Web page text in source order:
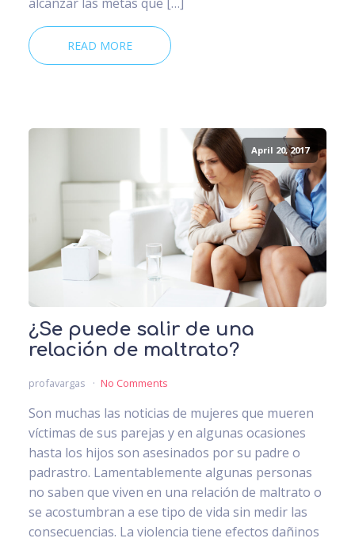
alcanzar las metas que […]
READ MORE
April 20, 2017
¿Se puede salir de una
relación de maltrato?
profavargas No Comments
Son muchas las noticias de mujeres que mueren
víctimas de sus parejas y en algunas ocasiones
hasta los hijos son asesinados por su padre o
padrastro. Lamentablemente algunas personas
no saben que viven en una relación de maltrato o
se acostumbran a ese tipo de vida sin medir las
consecuencias. La violencia tiene efectos dañinos